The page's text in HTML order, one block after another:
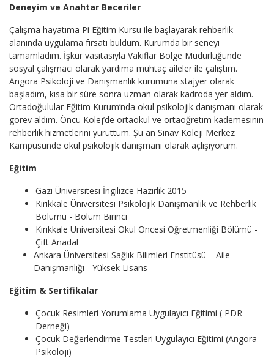
Deneyim ve Anahtar Beceriler
Çalışma hayatıma Pi Eğitim Kursu ile başlayarak rehberlik
alanında uygulama fırsatı buldum. Kurumda bir seneyi
tamamladım. İşkur vasıtasıyla Vakıflar Bölge Müdürlüğünde
sosyal çalışmacı olarak yardıma muhtaç aileler ile çalıştım.
Angora Psikoloji ve Danışmanlık kurumuna stajyer olarak
başladım, kısa bir süre sonra uzman olarak kadroda yer aldım.
Ortadoğulular Eğitim Kurum’nda okul psikolojik danışmanı olarak
görev aldım. Öncü Kolej’de ortaokul ve ortaöğretim kademesinin
rehberlik hizmetlerini yürüttüm. Şu an Sınav Koleji Merkez
Kampüsünde okul psikolojik danışmanı olarak açlışıyorum.
Eğitim
Gazi Üniversitesi İngilizce Hazırlık 2015
​Kırıkkale Üniversitesi Psikolojik Danışmanlık ve Rehberlik
Bölümü - Bölüm Birinci
Kırıkkale Üniversitesi Okul Öncesi Öğretmenliği Bölümü -
Çift Anadal
Ankara Üniversitesi Sağlık Bilimleri Enstitüsü – Aile
Danışmanlığı - Yüksek Lisans
Eğitim & Sertifikalar
Çocuk Resimleri Yorumlama Uygulayıcı Eğitimi ( PDR
Derneği)
Çocuk Değerlendirme Testleri Uygulayıcı Eğitimi (Angora
Psikoloji)